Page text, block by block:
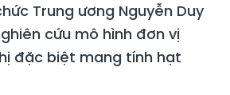
Trung ương Nguyễn Duy
cứu mô hình đơn vị
đặc biệt mang tính hạt